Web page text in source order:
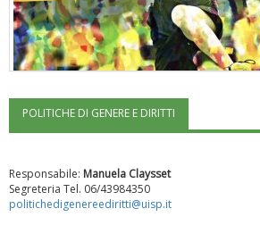
"Superare gli ostacoli": la relazione di
POLITICHE DI GENERE E DIRITTI
Responsabile: Manuela Claysset
Segreteria Tel. 06/43984350
politichedigenereediritti@uisp.it